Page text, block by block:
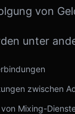
von
unter
zwischen
Mixing-